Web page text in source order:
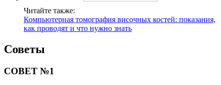
Читайте также:
Компьютерная томография височных костей: показания,
как проводят и что нужно знать
Советы
СОВЕТ №1